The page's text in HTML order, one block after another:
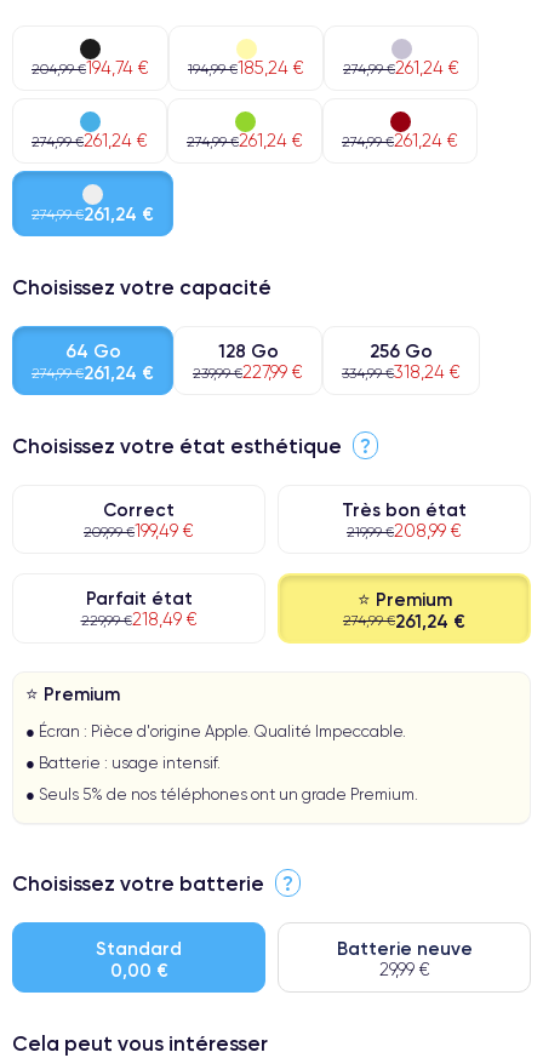
204,99 €194,74 € 194,99 €185,24 € 274,99 €261,24 €
274,99 €261,24 € 274,99 €261,24 € 274,99 €261,24 €
274,99 €261,24 €
Choisissez votre capacité
64 Go
274,99 €261,24 €
128 Go
239,99 €227,99 €
256 Go
334,99 €318,24 €
Choisissez votre état esthétique ?
Correct
209,99 €199,49 €
Très bon état
219,99 €208,99 €
Parfait état
229,99 €218,49 €
⭐ Premium
274,99 €261,24 €
⭐ Premium
● Écran : Pièce d'origine Apple. Qualité Impeccable.
● Batterie : usage intensif.
● Seuls 5% de nos téléphones ont un grade Premium.
Choisissez votre batterie ?
Standard
0,00 €
Batterie neuve
29,99 €
Cela peut vous intéresser